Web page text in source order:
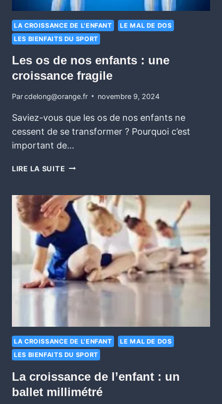
LA CROISSANCE DE L'ENFANT
LE MAL DE DOS
LES BIENFAITS DU SPORT
Les os de nos enfants : une
croissance fragile
Parcdelong@orange.fr novembre 9, 2024
Saviez-vous que les os de nos enfants ne
cessent de se transformer ? Pourquoi c’est
important de…
LIRE LA SUITE
LA CROISSANCE DE L'ENFANT
LE MAL DE DOS
LES BIENFAITS DU SPORT
La croissance de l’enfant : un
ballet millimétré